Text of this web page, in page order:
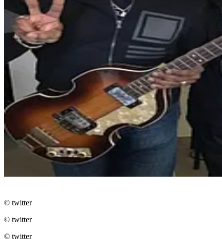
© twitter
© twitter
© twitter